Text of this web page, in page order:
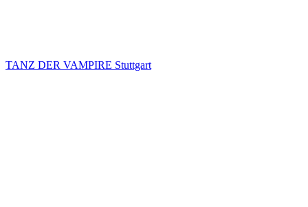
TANZ DER VAMPIRE Stuttgart